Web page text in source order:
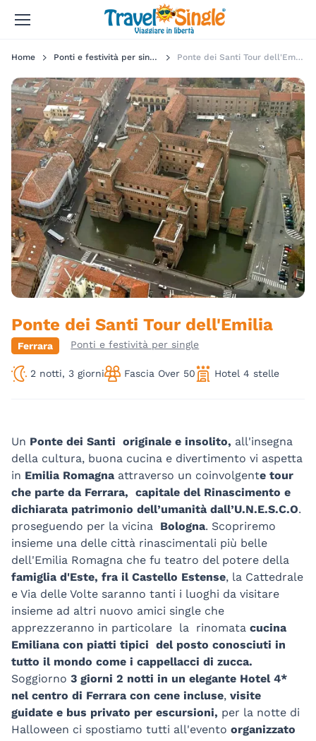
Home Ponti e festività per single Ponte dei Santi Tour dell'Emilia
Ponte dei Santi Tour dell'Emilia
Ferrara Ponti e festività per single
2 notti, 3 giorni Fascia Over 50 Hotel 4 stelle
Un Ponte dei Santi originale e insolito, all'insegna
della cultura, buona cucina e divertimento vi aspetta
in Emilia Romagna attraverso un coinvolgente tour
che parte da Ferrara, capitale del Rinascimento e
dichiarata patrimonio dell’umanità dall’U.N.E.S.C.O.
proseguendo per la vicina Bologna. Scopriremo
insieme una delle città rinascimentali più belle
dell'Emilia Romagna che fu teatro del potere della
famiglia d'Este, fra il Castello Estense, la Cattedrale
e Via delle Volte saranno tanti i luoghi da visitare
insieme ad altri nuovo amici single che
apprezzeranno in particolare la rinomata cucina
Emiliana con piatti tipici del posto conosciuti in
tutto il mondo come i cappellacci di zucca.
Soggiorno 3 giorni 2 notti in un elegante Hotel 4*
nel centro di Ferrara con cene incluse, visite
guidate e bus privato per escursioni, per la notte di
Halloween ci spostiamo tutti all'evento organizzato